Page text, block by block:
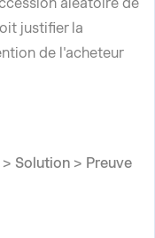
justifier la
de l'acheteur
Solution > Preuve